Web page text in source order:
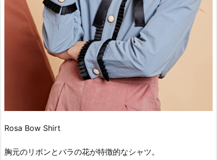
Rosa Bow Shirt
胸元のリボンとバラの花が特徴的なシャツ。